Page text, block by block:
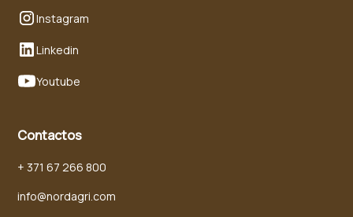
Instagram
Linkedin
Youtube
Contactos
+ 371 67 266 800
info@nordagri.com